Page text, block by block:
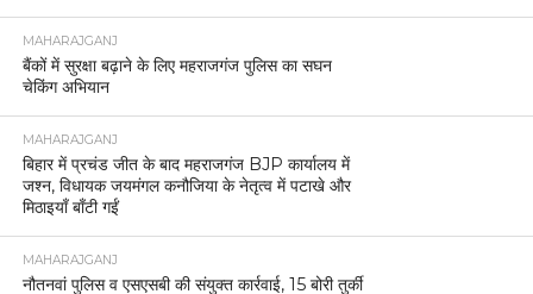
MAHARAJGANJ
बैंकों में सुरक्षा बढ़ाने के लिए महराजगंज पुलिस का सघन
चेकिंग अभियान
MAHARAJGANJ
बिहार में प्रचंड जीत के बाद महराजगंज BJP कार्यालय में
जश्न, विधायक जयमंगल कनौजिया के नेतृत्व में पटाखे और
मिठाइयाँ बाँटी गईं
MAHARAJGANJ
नौतनवां पुलिस व एसएसबी की संयुक्त कार्रवाई, 15 बोरी तुर्की